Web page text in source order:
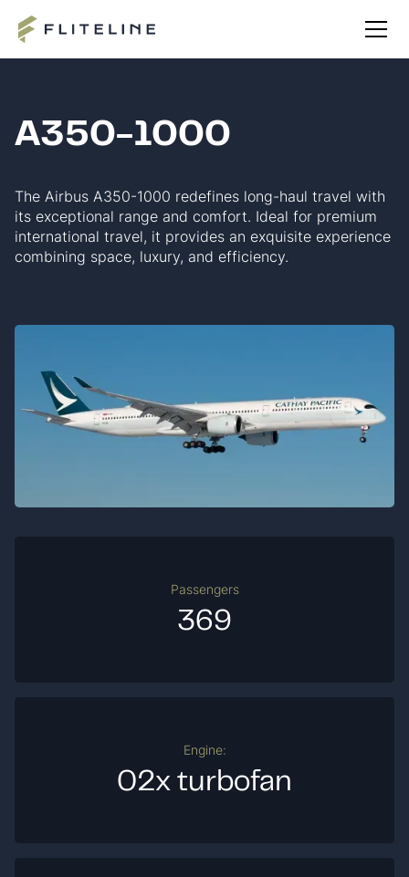
A350-1000
The Airbus A350-1000 redefines long-haul travel with
its exceptional range and comfort. Ideal for premium
international travel, it provides an exquisite experience
combining space, luxury, and efficiency.
Passengers
369
Engine:
02x turbofan